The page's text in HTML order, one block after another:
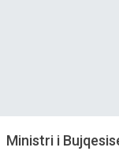
Ministri i